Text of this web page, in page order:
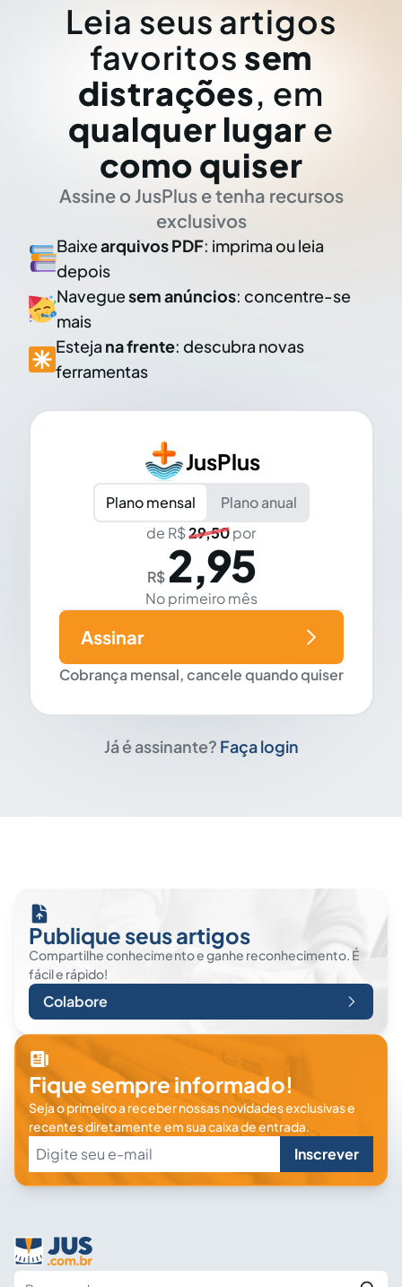
Leia seus artigos
favoritos sem
distrações, em
qualquer lugar e
como quiser
Assine o JusPlus e tenha recursos
exclusivos
Baixearquivos PDF: imprima ou leia
depois
Naveguesem anúncios: concentre-se
mais
Esteja na frente: descubra novas
ferramentas
JusPlus
Plano mensal
Plano anual
de R$29,50por
R$ 2,95
No primeiro mês
Cobrança mensal, cancele quando quiser
Assinar
Já é assinante? Faça login
Publique seus artigos
Compartilhe conhecimento e ganhe reconhecimento. É
fácil e rápido!
Colabore
Fique sempre informado!
Seja o primeiro a receber nossas novidades exclusivas e
recentes diretamente em sua caixa de entrada.
Inscrever